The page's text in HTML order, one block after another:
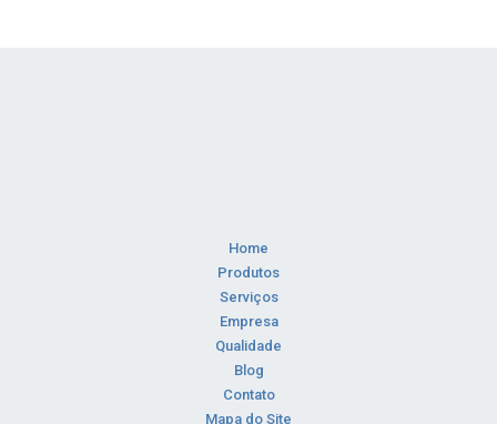
Home
Produtos
Serviços
Empresa
Qualidade
Blog
Contato
Mapa do Site